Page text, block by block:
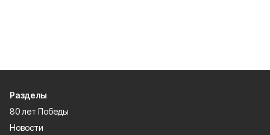
Разделы
80 лет Победы
Новости